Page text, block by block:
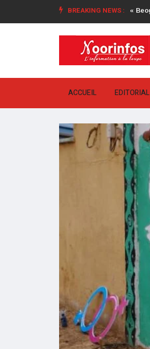
BREAKING NEWS : «
ACCUEIL EDITORIAL